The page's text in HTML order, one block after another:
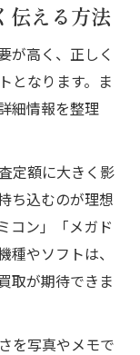
伝える方法
が高く、正しく
となります。ま
細情報を整理
定額に大きく影
ち込むのが理想
コン」「メガド
種やソフトは、
取が期待できま
を写真やメモで